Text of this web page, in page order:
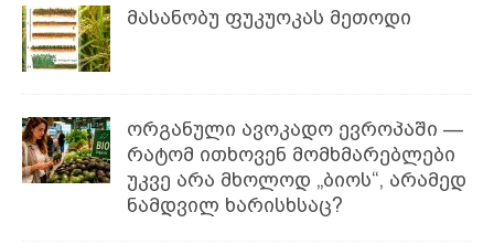
მასანობუ ფუკუოკას მეთოდი
ორგანული ავოკადო ევროპაში —
რატომ ითხოვენ მომხმარებლები
უკვე არა მხოლოდ „ბიოს“, არამედ
ნამდვილ ხარისხსაც?